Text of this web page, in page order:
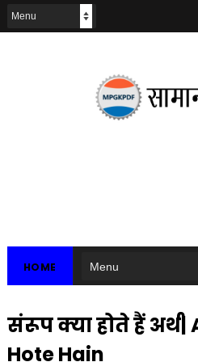
HOME
संरूप क्या होते हैं
Hote Hain